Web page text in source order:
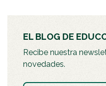
EL BLOG DE
Recibe nuestra
novedades.